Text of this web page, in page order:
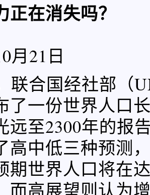
正在消失吗？
月21日
联合国经社部（
了一份世界人口
远至2300年的报
高中低三种预测
期世界人口将在
而高展望则认为